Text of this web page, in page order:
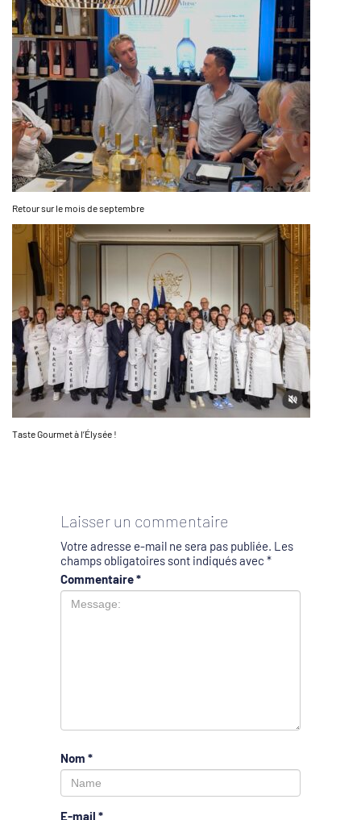
Retour sur le mois de septembre
Taste Gourmet à l’Élysée !
Laisser un commentaire
Votre adresse e-mail ne sera pas publiée. Les
champs obligatoires sont indiqués avec *
Commentaire*
Nom *
E-mail *